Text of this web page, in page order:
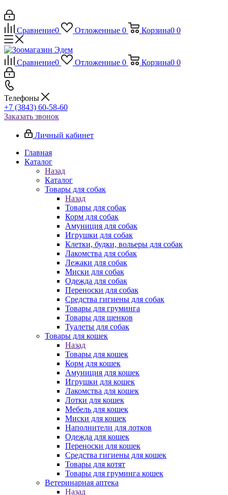
Сравнение0 Отложенные 0 Корзина0 0
Сравнение0 Отложенные 0 Корзина0 0
Телефоны
+7 (3843) 60-58-60
Заказать звонок
Личный кабинет
Главная
Каталог
Назад
Каталог
Товары для собак
Назад
Товары для собак
Корм для собак
Амуниция для собак
Игрушки для собак
Клетки, будки, вольеры для собак
Лакомства для собак
Лежаки для собак
Миски для собак
Одежда для собак
Переноски для собак
Средства гигиены для собак
Товары для груминга
Товары для щенков
Туалеты для собак
Товары для кошек
Назад
Товары для кошек
Корм для кошек
Амуниция для кошек
Игрушки для кошек
Лакомства для кошек
Лотки для кошек
Мебель для кошек
Миски для кошек
Наполнители для лотков
Одежда для кошек
Переноски для кошек
Средства гигиены для кошек
Товары для котят
Товары для груминга кошек
Ветеринарная аптека
Назад